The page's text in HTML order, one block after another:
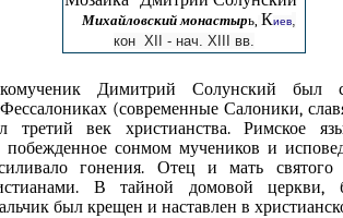
Михайловский монастырь, Киев,
кон XII - нач. XIII вв.
Димитрий Солунский был
(современные Салоники,
век христианства. Римское
побежденное сонмом мучеников и
гонения. Отец и мать
В тайной домовой
был крещен и наставлен в